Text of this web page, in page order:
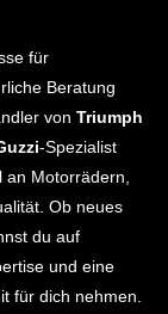
für
Beratung
von Triumph
-Spezialist
Motorrädern,
Ob neues
du auf
und eine
für dich nehmen.